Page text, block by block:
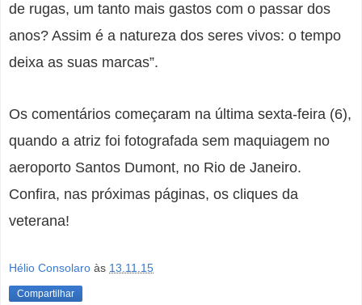
de rugas, um tanto mais gastos com o passar dos
anos? Assim é a natureza dos seres vivos: o tempo
deixa as suas marcas”.
Os comentários começaram na última sexta-feira (6),
quando a atriz foi fotografada sem maquiagem no
aeroporto Santos Dumont, no Rio de Janeiro.
Confira, nas próximas páginas, os cliques da
veterana!
Hélio Consolaro às 13.11.15
Compartilhar